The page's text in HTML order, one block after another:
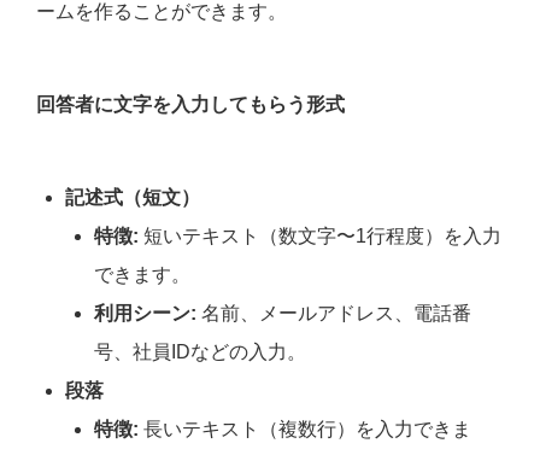
ームを作ることができます。
回答者に文字を入力してもらう形式
記述式（短文）
特徴: 短いテキスト（数文字〜1行程度）を入力
できます。
利用シーン: 名前、メールアドレス、電話番
号、社員IDなどの入力。
段落
特徴: 長いテキスト（複数行）を入力できま